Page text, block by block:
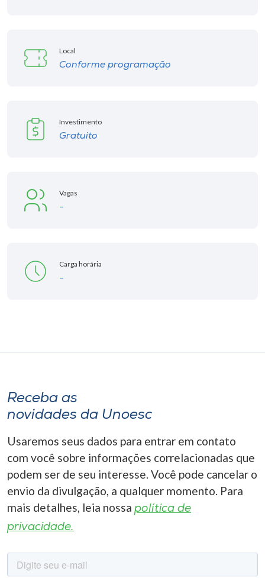
Local
Conforme programação
Investimento
Gratuito
Vagas
-
Carga horária
-
Receba as
novidades da Unoesc
Usaremos seus dados para entrar em contato
com você sobre informações correlacionadas que
podem ser de seu interesse. Você pode cancelar o
envio da divulgação, a qualquer momento. Para
mais detalhes, leia nossa política de
privacidade.